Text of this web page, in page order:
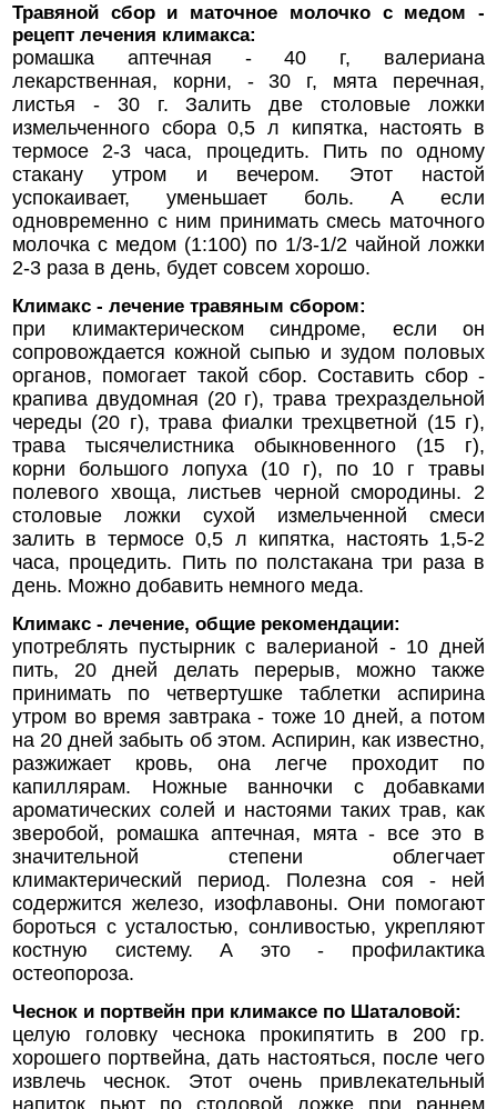
Травяной сбор и маточное молочко с медом -
рецепт лечения климакса:
ромашка аптечная - 40 г, валериана
лекарственная, корни, - 30 г, мята перечная,
листья - 30 г. Залить две столовые ложки
измельченного сбора 0,5 л кипятка, настоять в
термосе 2-3 часа, процедить. Пить по одному
стакану утром и вечером. Этот настой
успокаивает, уменьшает боль. А если
одновременно с ним принимать смесь маточного
молочка с медом (1:100) по 1/3-1/2 чайной ложки
2-3 раза в день, будет совсем хорошо.
Климакс - лечение травяным сбором:
при климактерическом синдроме, если он
сопровождается кожной сыпью и зудом половых
органов, помогает такой сбор. Составить сбор -
крапива двудомная (20 г), трава трехраздельной
череды (20 г), трава фиалки трехцветной (15 г),
трава тысячелистника обыкновенного (15 г),
корни большого лопуха (10 г), по 10 г травы
полевого хвоща, листьев черной смородины. 2
столовые ложки сухой измельченной смеси
залить в термосе 0,5 л кипятка, настоять 1,5-2
часа, процедить. Пить по полстакана три раза в
день. Можно добавить немного меда.
Климакс - лечение, общие рекомендации:
употреблять пустырник с валерианой - 10 дней
пить, 20 дней делать перерыв, можно также
принимать по четвертушке таблетки аспирина
утром во время завтрака - тоже 10 дней, а потом
на 20 дней забыть об этом. Аспирин, как известно,
разжижает кровь, она легче проходит по
капиллярам. Ножные ванночки с добавками
ароматических солей и настоями таких трав, как
зверобой, ромашка аптечная, мята - все это в
значительной степени облегчает
климактерический период. Полезна соя - ней
содержится железо, изофлавоны. Они помогают
бороться с усталостью, сонливостью, укрепляют
костную систему. А это - профилактика
остеопороза.
Чеснок и портвейн при климаксе по Шаталовой:
целую головку чеснока прокипятить в 200 гр.
хорошего портвейна, дать настояться, после чего
извлечь чеснок. Этот очень привлекательный